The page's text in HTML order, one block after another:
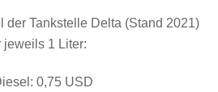
der Tankstelle Delta (Stand 2021)
jeweils 1 Liter:
0,75 USD